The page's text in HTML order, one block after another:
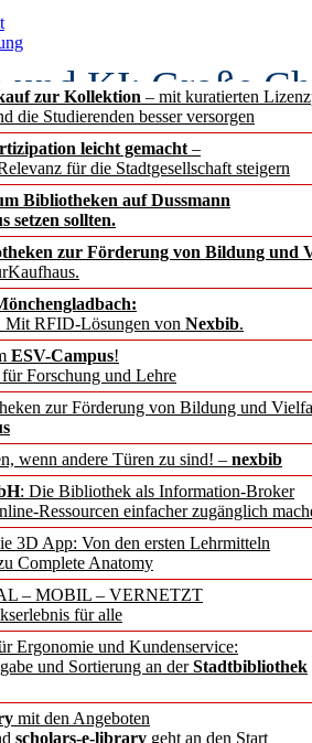
zur Kollektion – mit kuratierten
die Studierenden besser versorgen
leicht gemacht –
für die Stadtgesellschaft steigern
Bibliotheken auf Dussmann
setzen sollten.
zur Förderung von Bildung und
RFID-Lösungen von Nexbib.
ESV-Campus!
Forschung und Lehre
zur Förderung von Bildung und
wenn andere Türen zu sind! – nexbib
: Die Bibliothek als Information-Broker
Ressourcen einfacher zugänglich
3D App: Von den ersten Lehrmitteln
Complete Anatomy
– MOBIL – VERNETZT
für alle
Ergonomie und Kundenservice:
und Sortierung an derStadtbibliothek
mit den Angeboten
scholars-e-library geht an den Start
und KI: Große
erstes
Research –
Zeitschrift für
Attempto
Information
in
Institut neu
und